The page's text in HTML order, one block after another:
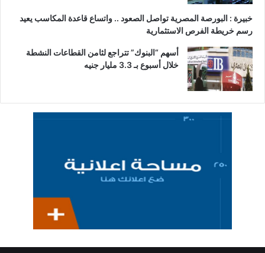
خبيرة : البورصة المصرية تواصل الصعود .. واتساع قاعدة المكاسب يعيد
رسم خريطة الفرص الاستثمارية
أسهم “البنوك” تتراجع لثامن القطاعات النشطة
خلال أسبوع بـ 3.3 مليار جنيه